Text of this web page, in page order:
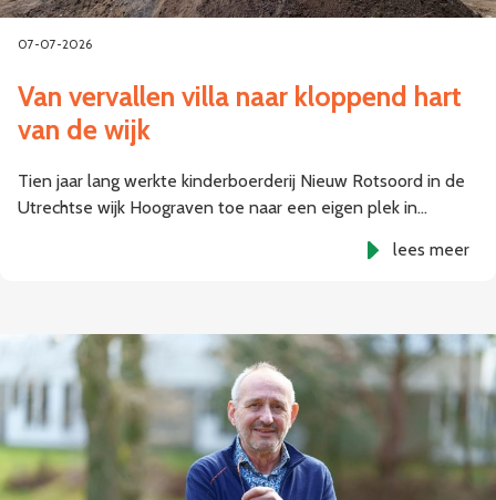
07-07-2026
Van vervallen villa naar kloppend hart
van de wijk
Tien jaar lang werkte kinderboerderij Nieuw Rotsoord in de
Utrechtse wijk Hoograven toe naar een eigen plek in…
lees meer